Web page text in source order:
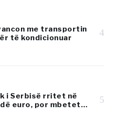
me transportin
të kondicionuar
4
i Serbisë rritet në
euro, por mbetet
së
5